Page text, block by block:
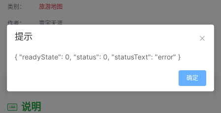
类别： 旅游地图
作者： 寰宇天涯
来源：
属性： 地图属性： 地图类型-景区导游图
说明
提示
{ "readyState": 0, "status": 0, "statusText": "error" }
确定